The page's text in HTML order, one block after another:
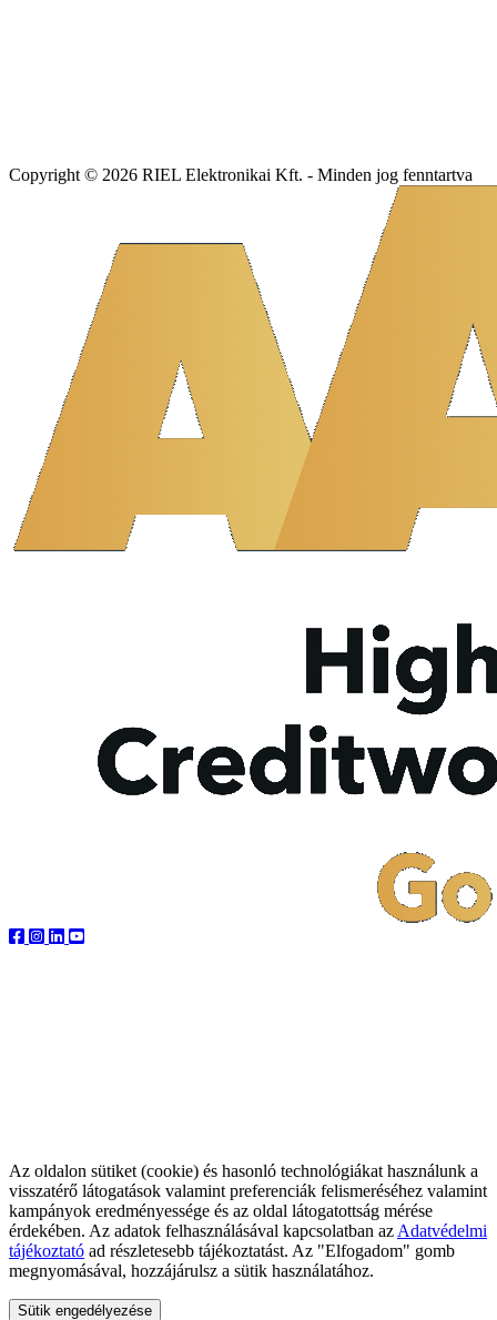
Copyright © 2026 RIEL Elektronikai Kft. - Minden jog fenntartva
Az oldalon sütiket (cookie) és hasonló technológiákat használunk a
visszatérő látogatások valamint preferenciák felismeréséhez valamint
kampányok eredményessége és az oldal látogatottság mérése
érdekében. Az adatok felhasználásával kapcsolatban az Adatvédelmi
tájékoztató ad részletesebb tájékoztatást. Az "Elfogadom" gomb
megnyomásával, hozzájárulsz a sütik használatához.
Sütik engedélyezése